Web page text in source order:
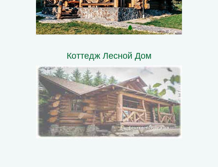
Коттедж Лесной Дом